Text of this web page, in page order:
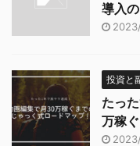
導入
投資と
たっ
万稼